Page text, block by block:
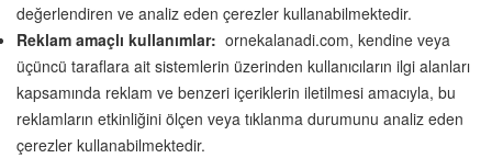
değerlendiren ve analiz eden çerezler kullanabilmektedir.
Reklam amaçlı kullanımlar: ornekalanadi.com, kendine veya
üçüncü taraflara ait sistemlerin üzerinden kullanıcıların ilgi alanları
kapsamında reklam ve benzeri içeriklerin iletilmesi amacıyla, bu
reklamların etkinliğini ölçen veya tıklanma durumunu analiz eden
çerezler kullanabilmektedir.